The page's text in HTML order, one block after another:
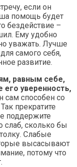
если он
помощь будет
бездействие –
Ему удобно
уважать. Лучше
самого себя,
развитие.
равным себе,
уверенность,
сам способен со
прекратите
поддержите
слаб, сколько бы
Слабые
высасывают
потому что